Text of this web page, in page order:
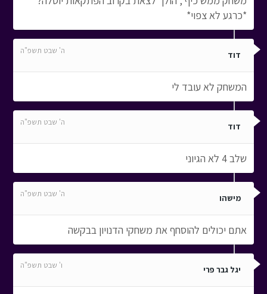
*כרגע לא צפוי*
דוד ה' שבט תשפ"ה
המשחק לא עובד לי
דוד ה' שבט תשפ"ה
שלב 4 לא הגיוני
מישהו ה' שבט תשפ"ה
אתם יכולים להוסחף את משחקי הדנויון בבקשה
יגל גבר פרי ו' שבט תשפ"ה